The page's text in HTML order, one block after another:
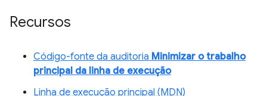
Recursos
Código-fonte da auditoria Minimizar o trabalho
principal da linha de execução
Linha de execução principal (MDN)